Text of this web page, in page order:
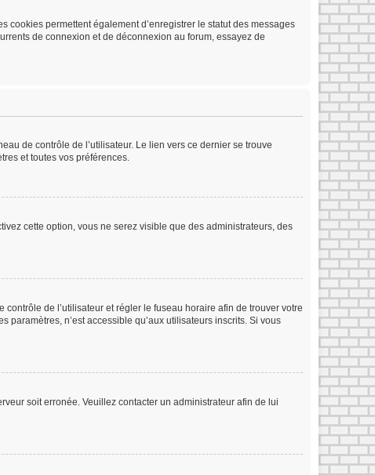
cookies permettent également d’enregistrer le statut des messages
de connexion et de déconnexion au forum, essayez de
de contrôle de l’utilisateur. Le lien vers ce dernier se trouve
et toutes vos préférences.
cette option, vous ne serez visible que des administrateurs, des
de l’utilisateur et régler le fuseau horaire afin de trouver votre
n’est accessible qu’aux utilisateurs inscrits. Si vous
soit erronée. Veuillez contacter un administrateur afin de lui